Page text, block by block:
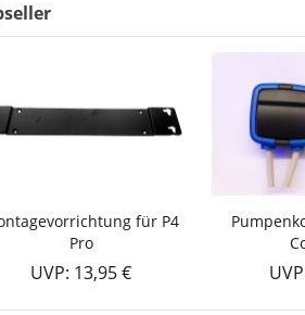
für P4
Pro
UVP: 13,95 €